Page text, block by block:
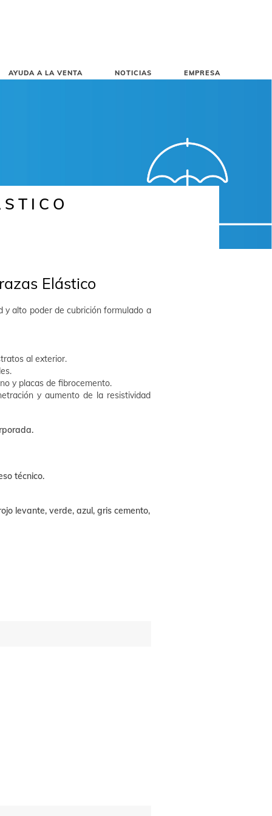
AYUDA A LA VENTA NOTICIAS EMPRESA
Elástico
y alto poder de cubrición formulado a
al exterior.
y placas de fibrocemento.
y aumento de la resistividad
técnico.
levante, verde, azul, gris cemento,